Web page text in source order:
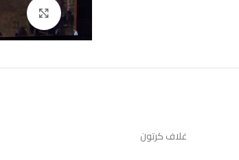
غلاف كرتون